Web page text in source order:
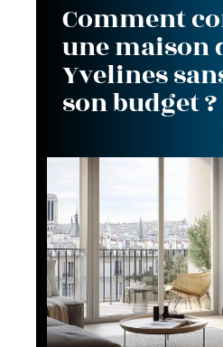
Comment
une maison
Yvelines
son budget ?